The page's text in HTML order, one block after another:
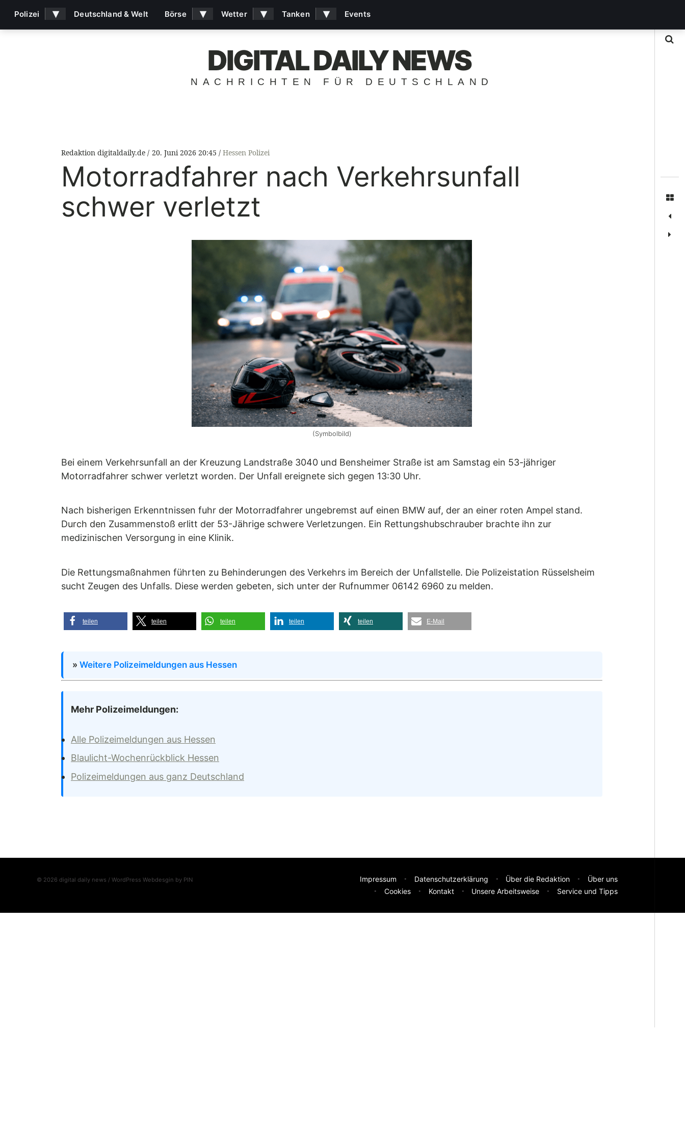
DIGITAL DAILY NEWS
NACHRICHTEN FÜR DEUTSCHLAND
Redaktion digitaldaily.de 20. Juni 2026 20:45 Hessen Polizei
Motorradfahrer nach Verkehrsunfall
schwer verletzt
(Symbolbild)
Bei einem Verkehrsunfall an der Kreuzung Landstraße 3040 und Bensheimer Straße ist am Samstag ein 53-jähriger
Motorradfahrer schwer verletzt worden. Der Unfall ereignete sich gegen 13:30 Uhr.
Nach bisherigen Erkenntnissen fuhr der Motorradfahrer ungebremst auf einen BMW auf, der an einer roten Ampel stand.
Durch den Zusammenstoß erlitt der 53-Jährige schwere Verletzungen. Ein Rettungshubschrauber brachte ihn zur
medizinischen Versorgung in eine Klinik.
Die Rettungsmaßnahmen führten zu Behinderungen des Verkehrs im Bereich der Unfallstelle. Die Polizeistation Rüsselsheim
sucht Zeugen des Unfalls. Diese werden gebeten, sich unter der Rufnummer 06142 6960 zu melden.
teilen teilen teilen teilen teilen E-Mail
» Weitere Polizeimeldungen aus Hessen
Mehr Polizeimeldungen:
Alle Polizeimeldungen aus Hessen
Blaulicht-Wochenrückblick Hessen
Polizeimeldungen aus ganz Deutschland
© 2026 digital daily news / WordPress Webdesgin by PIN Impressum Datenschutzerklärung Über die Redaktion
Über uns
Cookies
Kontakt Unsere Arbeitsweise Service und Tipps
Polizei ▾ Deutschland & Welt Börse ▾ Wetter ▾ Tanken ▾ Events